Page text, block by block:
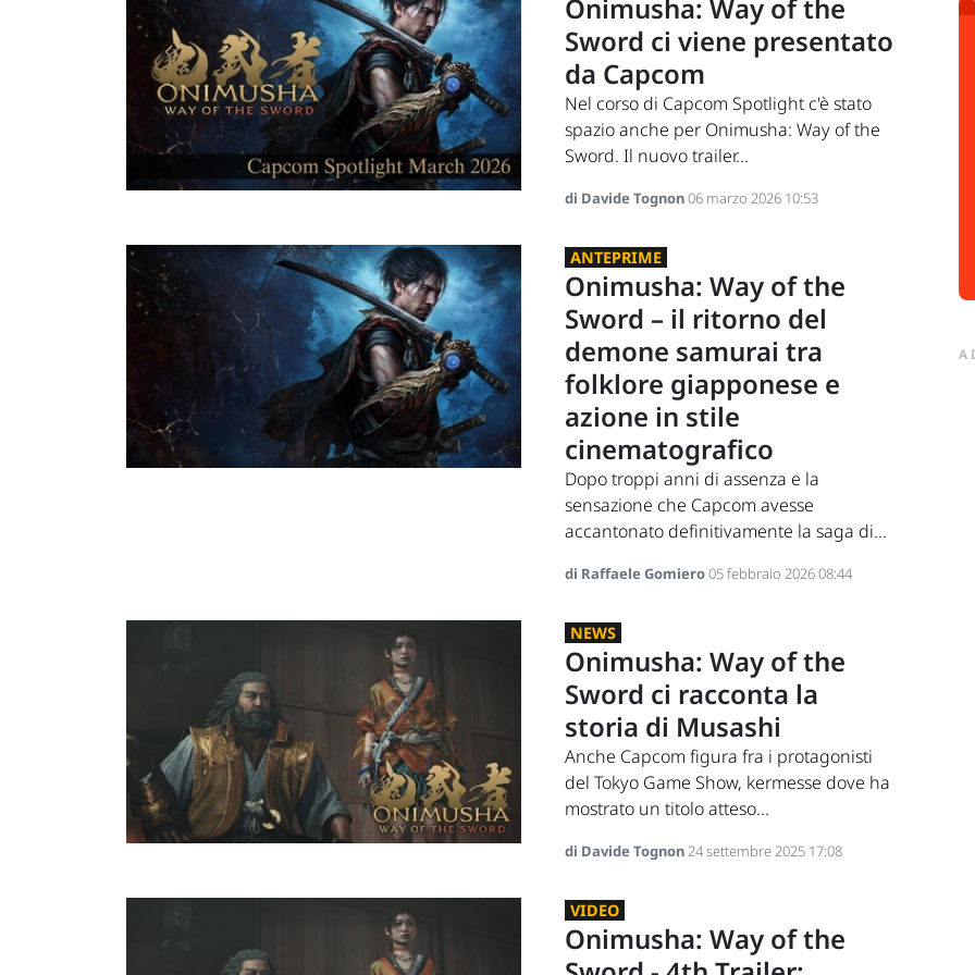
Onimusha: Way of the
Sword ci viene presentato
da Capcom
Nel corso di Capcom Spotlight c'è stato
spazio anche per Onimusha: Way of the
Sword. Il nuovo trailer...
di Davide Tognon06 marzo 2026 10:53
ANTEPRIME
Onimusha: Way of the
Sword – il ritorno del
demone samurai tra
folklore giapponese e
azione in stile
cinematografico
Dopo troppi anni di assenza e la
sensazione che Capcom avesse
accantonato definitivamente la saga di...
di Raffaele Gomiero05 febbraio 2026 08:44
NEWS
Onimusha: Way of the
Sword ci racconta la
storia di Musashi
Anche Capcom figura fra i protagonisti
del Tokyo Game Show, kermesse dove ha
mostrato un titolo atteso...
di Davide Tognon24 settembre 2025 17:08
VIDEO
Onimusha: Way of the